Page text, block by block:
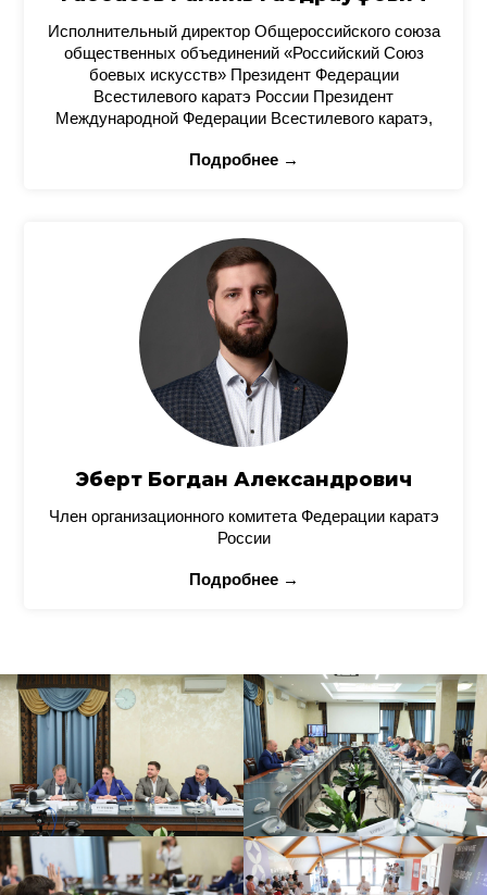
Исполнительный директор Общероссийского союза
общественных объединений «Российский Союз
боевых искусств» Президент Федерации
Всестилевого каратэ России Президент
Международной Федерации Всестилевого каратэ,
Подробнее →
Эберт Богдан Александрович
Член организационного комитета Федерации каратэ
России
Подробнее →